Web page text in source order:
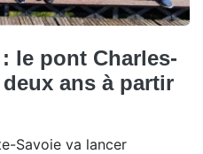
le pont Charles-
ans à partir
Savoie va lancer